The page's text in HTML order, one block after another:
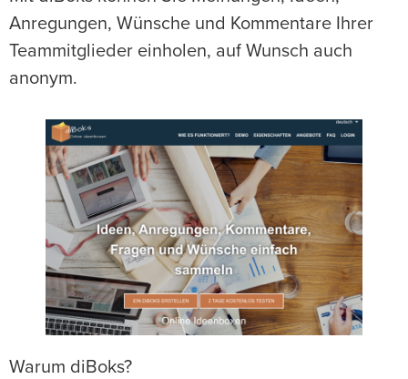
Anregungen, Wünsche und Kommentare Ihrer
Teammitglieder einholen, auf Wunsch auch
anonym.
Warum diBoks?